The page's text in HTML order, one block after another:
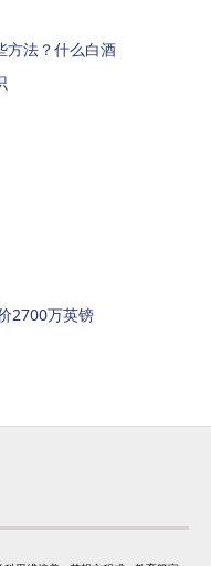
方法？什么白酒
2700万英镑